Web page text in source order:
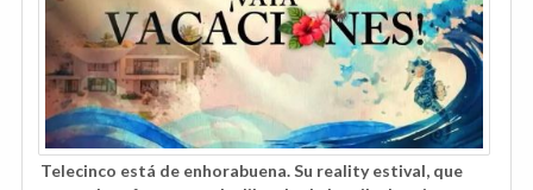
Telecinco está de enhorabuena. Su reality estival, que